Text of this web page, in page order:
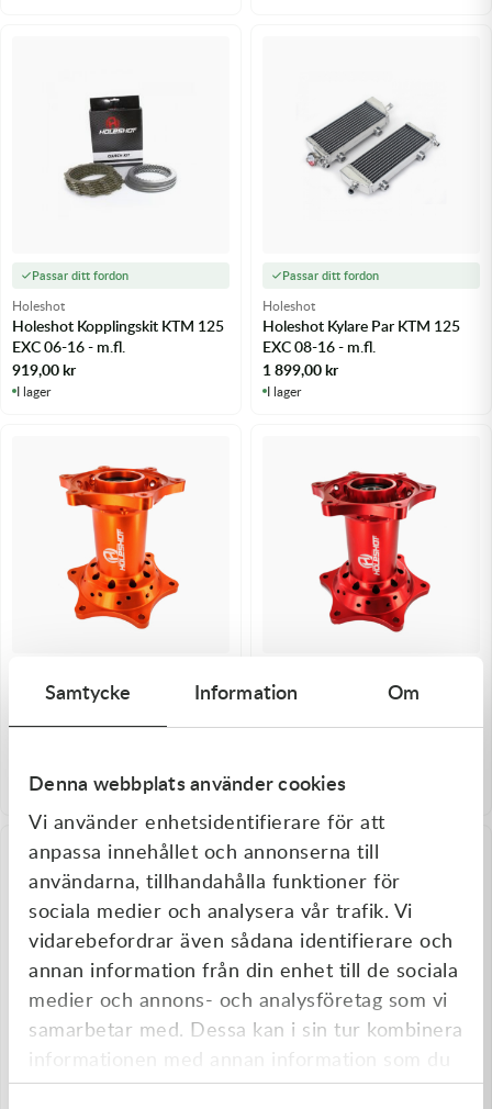
Samtycke Information Om
Denna webbplats använder cookies
Vi använder enhetsidentifierare för att
anpassa innehållet och annonserna till
användarna, tillhandahålla funktioner för
sociala medier och analysera vår trafik. Vi
vidarebefordrar även sådana identifierare och
annan information från din enhet till de sociala
medier och annons- och analysföretag som vi
samarbetar med. Dessa kan i sin tur kombinera
informationen med annan information som du
har tillhandahållit eller som de har samlat in
Passar ditt fordon
Holeshot
Holeshot Kopplingskit KTM 125
EXC 06-16 - m.fl.
919,00kr
I lager
Passar ditt fordon
Holeshot
Holeshot Kylare Par KTM 125
EXC 08-16 - m.fl.
1 899,00kr
I lager
Holeshot
Holeshot Nav, BAK KTM 125
I lager
Holeshot
Holeshot Nav, BAK KTM 125
I lager